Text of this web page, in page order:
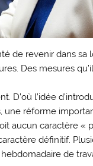
de revenir dans sa
Des mesures
l’idée
réforme
aucun caractère «
définitif.
de